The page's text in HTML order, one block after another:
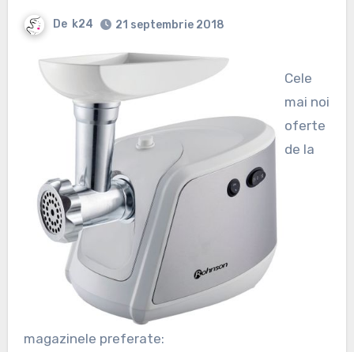
De k24 21 septembrie 2018
Cele
mai noi
oferte
de la
magazinele preferate: